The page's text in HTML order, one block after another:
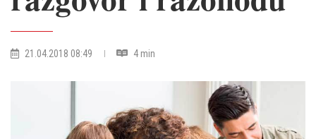
21.04.2018 08:49 4 min